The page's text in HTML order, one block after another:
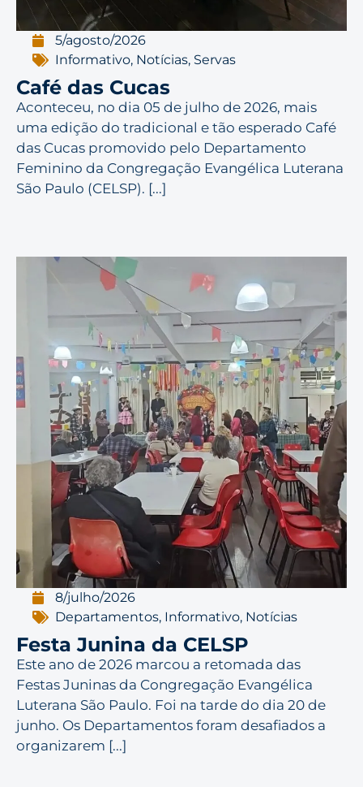
5/agosto/2026
Informativo, Notícias, Servas
Café das Cucas
Aconteceu, no dia 05 de julho de 2026, mais
uma edição do tradicional e tão esperado Café
das Cucas promovido pelo Departamento
Feminino da Congregação Evangélica Luterana
São Paulo (CELSP). [...]
8/julho/2026
Departamentos, Informativo, Notícias
Festa Junina da CELSP
Este ano de 2026 marcou a retomada das
Festas Juninas da Congregação Evangélica
Luterana São Paulo. Foi na tarde do dia 20 de
junho. Os Departamentos foram desafiados a
organizarem [...]